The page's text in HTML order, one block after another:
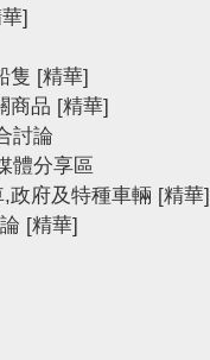
]
隻 [精華]
商品 [精華]
討論
體分享區
政府及特種車輛 [精華]
[精華]